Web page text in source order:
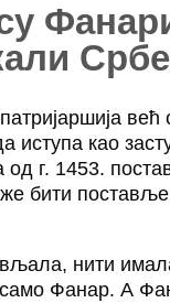
иступа као
г. 1453.
бити
нити
Фанар. А